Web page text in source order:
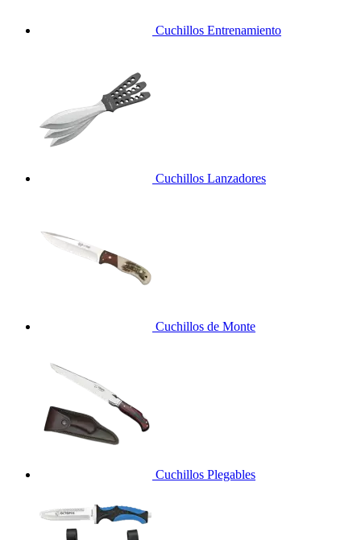
Cuchillos Entrenamiento
Cuchillos Lanzadores
Cuchillos de Monte
Cuchillos Plegables